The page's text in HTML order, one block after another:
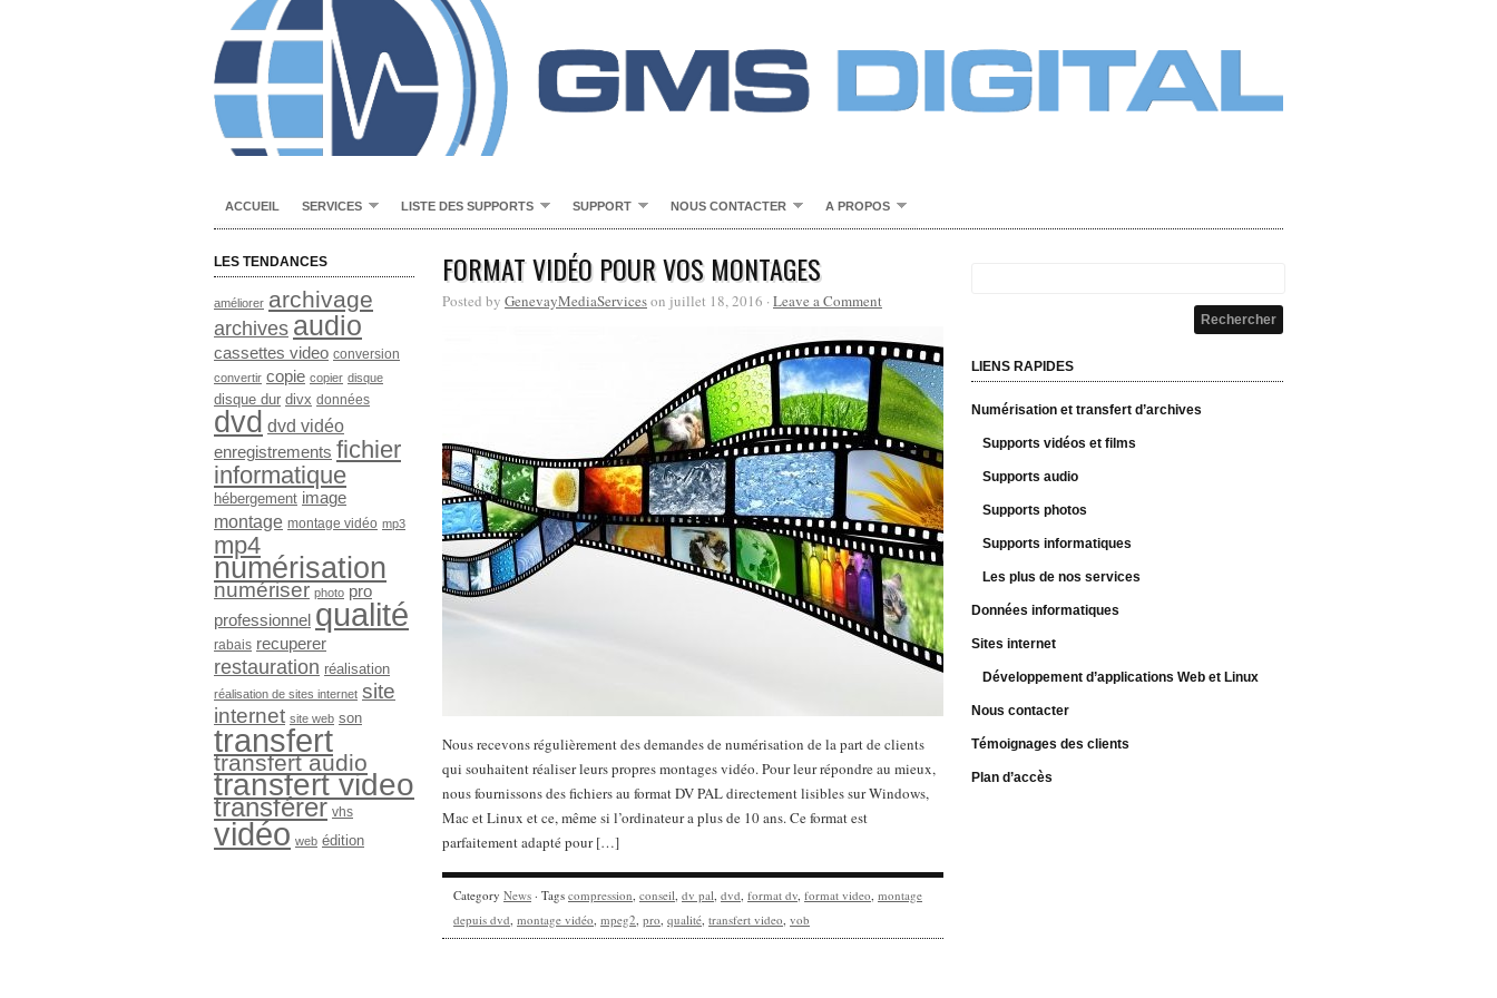
ACCUEIL SERVICES LISTE DES SUPPORTS SUPPORT NOUS CONTACTER A PROPOS
LES TENDANCES
améliorer archivage
archives audio
cassettes video conversion
convertir copie copier disque
disque dur divx données
dvd dvd vidéo
enregistrements fichier
informatique
hébergement image
montage montage vidéo mp3
mp4
numérisation
numériser photo pro
professionnel qualité
rabais recuperer
restauration réalisation
réalisation de sites internet site
internet site web son
transfert
transfert audio
transfert video
transférer vhs
vidéo web édition
FORMAT VIDÉO POUR VOS MONTAGES
Posted by GenevayMediaServiceson juillet 18, 2016 · Leave a Comment
Nous recevons régulièrement des demandes de numérisation de la part de clients
qui souhaitent réaliser leurs propres montages vidéo. Pour leur répondre au mieux,
nous fournissons des fichiers au format DV PAL directement lisibles sur Windows,
Mac et Linux et ce, même si l’ordinateur a plus de 10 ans. Ce format est
parfaitement adapté pour […]
Category News · Tags compression, conseil, dv pal, dvd, format dv, format video, montage
depuis dvd, montage vidéo, mpeg2, pro, qualité, transfert video, vob
LIENS RAPIDES
Numérisation et transfert d’archives
Supports vidéos et films
Supports audio
Supports photos
Supports informatiques
Les plus de nos services
Données informatiques
Sites internet
Développement d’applications Web et Linux
Nous contacter
Témoignages des clients
Plan d’accès